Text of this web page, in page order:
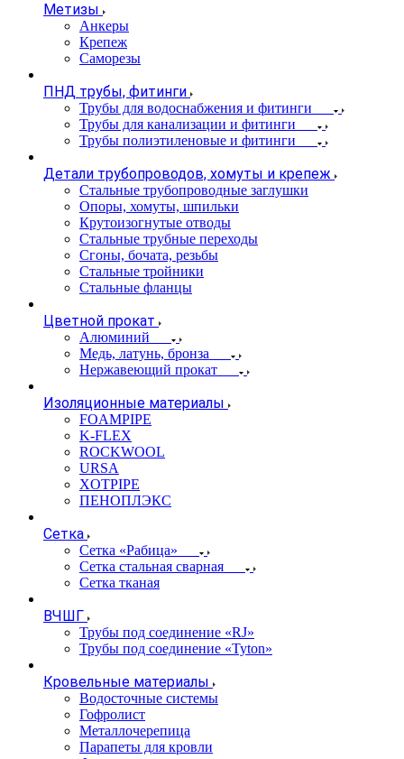
Метизы
Анкеры
Крепеж
Саморезы
ПНД трубы, фитинги
Трубы для водоснабжения и фитинги
Трубы для канализации и фитинги
Трубы полиэтиленовые и фитинги
Детали трубопроводов, хомуты и крепеж
Стальные трубопроводные заглушки
Опоры, хомуты, шпильки
Крутоизогнутые отводы
Стальные трубные переходы
Сгоны, бочата, резьбы
Стальные тройники
Стальные фланцы
Цветной прокат
Алюминий
Медь, латунь, бронза
Нержавеющий прокат
Изоляционные материалы
FOAMPIPE
K-FLEX
ROCKWOOL
URSA
XOTPIPE
ПЕНОПЛЭКС
Сетка
Сетка «Рабица»
Сетка стальная сварная
Сетка тканая
ВЧШГ
Трубы под соединение «RJ»
Трубы под соединение «Tyton»
Кровельные материалы
Водосточные системы
Гофролист
Металлочерепица
Парапеты для кровли